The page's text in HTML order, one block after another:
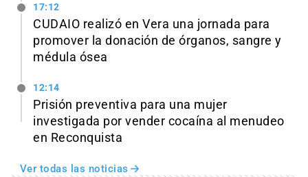
17:12
CUDAIO realizó en Vera una jornada para
promover la donación de órganos, sangre y
médula ósea
12:14
Prisión preventiva para una mujer
investigada por vender cocaína al menudeo
en Reconquista
Ver todas las noticias